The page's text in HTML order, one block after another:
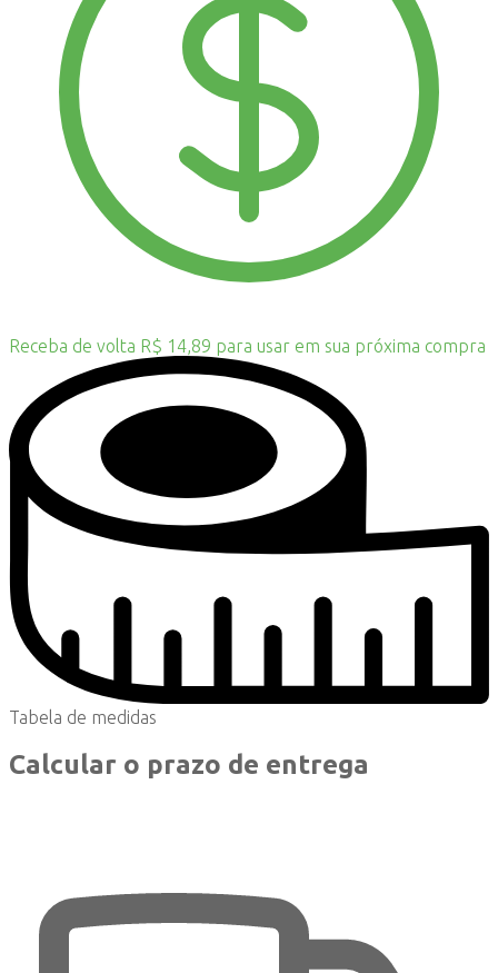
Receba de volta R$ 14,89 para usar em sua próxima compra
Tabela de medidas
Calcular o prazo de entrega